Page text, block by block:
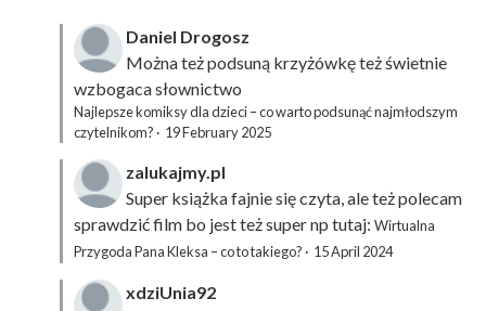
Daniel Drogosz
Można też podsuną krzyżówkęteż świetnie
wzbogaca słownictwo
Najlepsze komiksy dla dzieci – co warto podsunąć najmłodszym
czytelnikom? · 19 February 2025
zalukajmy.pl
Super książka fajnie się czyta, ale też polecam
sprawdzić film bo jest też super np tutaj: Wirtualna
Przygoda Pana Kleksa – co to takiego? · 15 April 2024
xdziUnia92